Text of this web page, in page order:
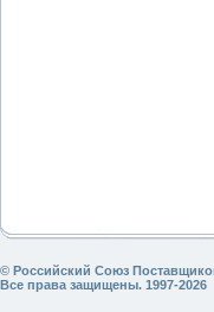
© Российский Союз
Все права защищены. 1997-2026